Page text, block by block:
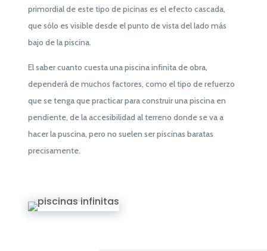
primordial de este tipo de picinas es el efecto cascada,
que sólo es visible desde el punto de vista del lado más
bajo de la piscina.
El saber cuanto cuesta una piscina infinita de obra,
dependerá de muchos factores, como el tipo de refuerzo
que se tenga que practicar para construir una piscina en
pendiente, de la accesibilidad al terreno donde se va a
hacer la puscina, pero no suelen ser piscinas baratas
precisamente.